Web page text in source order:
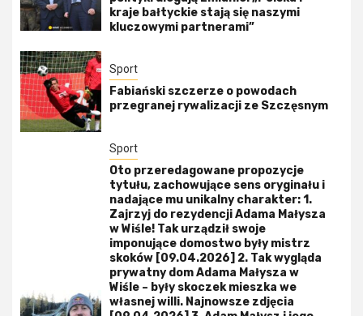
kraje bałtyckie stają się naszymi
kluczowymi partnerami”
Sport
Fabiański szczerze o powodach
przegranej rywalizacji ze Szczęsnym
Sport
Oto przeredagowane propozycje
tytułu, zachowujące sens oryginału i
nadające mu unikalny charakter: 1.
Zajrzyj do rezydencji Adama Małysza
w Wiśle! Tak urządził swoje
imponujące domostwo były mistrz
skoków [09.04.2026] 2. Tak wygląda
prywatny dom Adama Małysza w
Wiśle – były skoczek mieszka we
własnej willi. Najnowsze zdjęcia